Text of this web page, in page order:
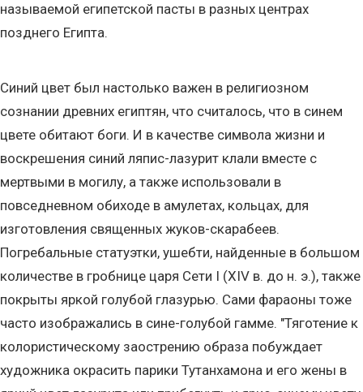
называемой египетской пасты в разных центрах
позднего Египта.
Синий цвет был настолько важен в религиозном
сознании древних египтян, что считалось, что в синем
цвете обитают боги. И в качестве символа жизни и
воскрешения синий ляпис-лазурит клали вместе с
мертвыми в могилу, а также использовали в
повседневном обиходе в амулетах, кольцах, для
изготовления священных жуков-скарабеев.
Погребальные статуэтки, ушебти, найденные в большом
количестве в гробнице царя Сети I (XIV в. до н. э.), также
покрыты яркой голубой глазурью. Сами фараоны тоже
часто изображались в сине-голубой гамме. "Тяготение к
колористическому заострению образа побуждает
художника окрасить парики Тутанхамона и его жены в